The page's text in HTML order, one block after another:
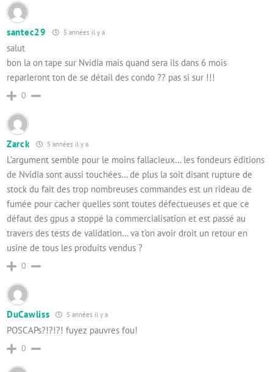
santec29 5 années il y a
salut
bon la on tape sur Nvidia mais quand sera ils dans 6 mois
reparleront ton de se détail des condo ?? pas si sur !!!
0
Zarck 5 années il y a
L’argument semble pour le moins fallacieux… les fondeurs éditions
de Nvidia sont aussi touchées… de plus la soit disant rupture de
stock du fait des trop nombreuses commandes est un rideau de
fumée pour cacher quelles sont toutes défectueuses et que ce
défaut des gpus a stoppé la commercialisation et est passé au
travers des tests de validation… va t’on avoir droit un retour en
usine de tous les produits vendus ?
0
DuCawliss 5 années il y a
POSCAPs?!?!?! fuyez pauvres fou!
0